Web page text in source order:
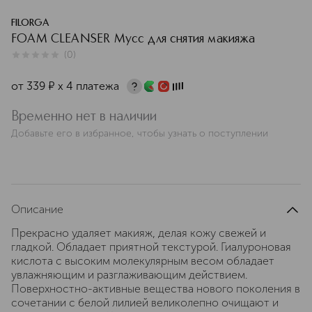
FILORGA
FOAM CLEANSER Мусс для снятия макияжа
(0)
от 339 ¤ х 4 платежа
Временно нет в наличии
Добавьте его в избранное, чтобы узнать о поступлении
Описание
Прекрасно удаляет макияж, делая кожу свежей и
гладкой. Обладает приятной текстурой. Гиалуроновая
кислота с высоким молекулярным весом обладает
увлажняющим и разглаживающим действием.
Поверхностно-активные вещества нового поколения в
сочетании с белой лилией великолепно очищают и